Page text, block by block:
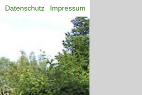
Datenschutz Impressum